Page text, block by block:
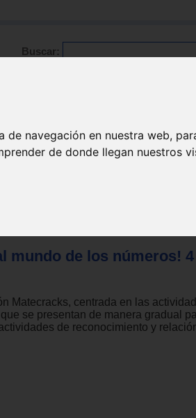
navegación en nuestra web,
de donde llegan nuestros
Buscar:
mundo de los números!
Matecracks, centrada en las
se presentan de manera gradual
de reconocimiento y